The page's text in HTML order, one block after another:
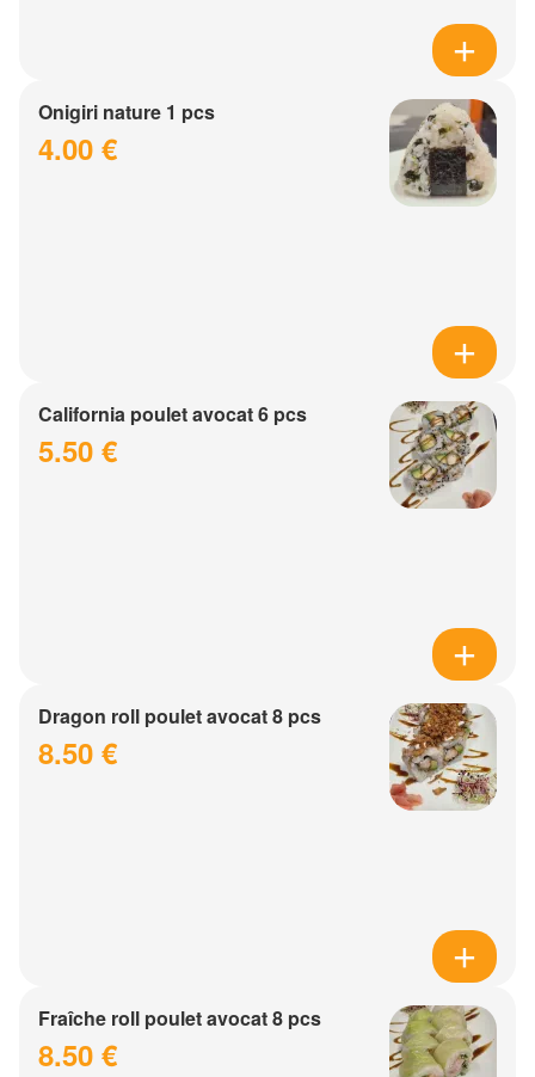
Onigiri nature 1 pcs
4.00 €
California poulet avocat 6 pcs
5.50 €
Dragon roll poulet avocat 8 pcs
8.50 €
Fraîche roll poulet avocat 8 pcs
8.50 €